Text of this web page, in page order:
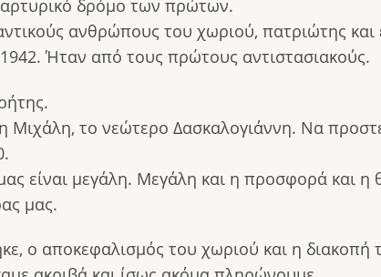
δρόμο των πρώτων.
ανθρώπους του χωριού, πατριώτης και
Ήταν από τους πρώτους αντιστασιακούς.
το νεώτερο Δασκαλογιάννη. Να
είναι μεγάλη. Μεγάλη και η προσφορά και η
μας.
ο αποκεφαλισμός του χωριού και η διακοπή